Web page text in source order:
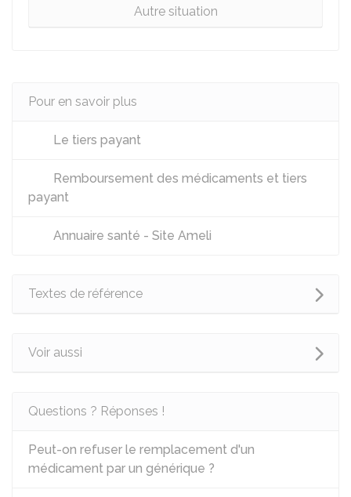
Autre situation
Pour en savoir plus
Le tiers payant
Remboursement des médicaments et tiers
payant
Annuaire santé - Site Ameli
Textes de référence
Voir aussi
Questions ? Réponses !
Peut-on refuser le remplacement d'un
médicament par un générique ?